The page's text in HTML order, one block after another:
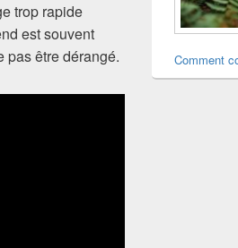
trop rapide
est souvent
pas être dérangé.
Comment